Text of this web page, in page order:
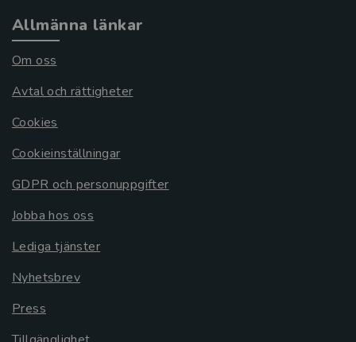
Allmänna länkar
Om oss
Avtal och rättigheter
Cookies
Cookieinställningar
GDPR och personuppgifter
Jobba hos oss
Lediga tjänster
Nyhetsbrev
Press